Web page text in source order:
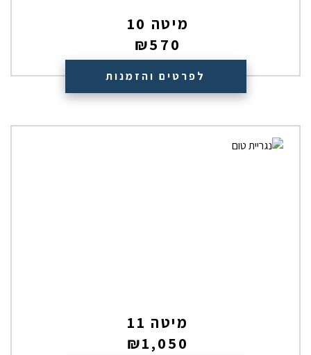
מיטה 10
₪570
לפרטים והזמנות
מיטה 11
₪1,050